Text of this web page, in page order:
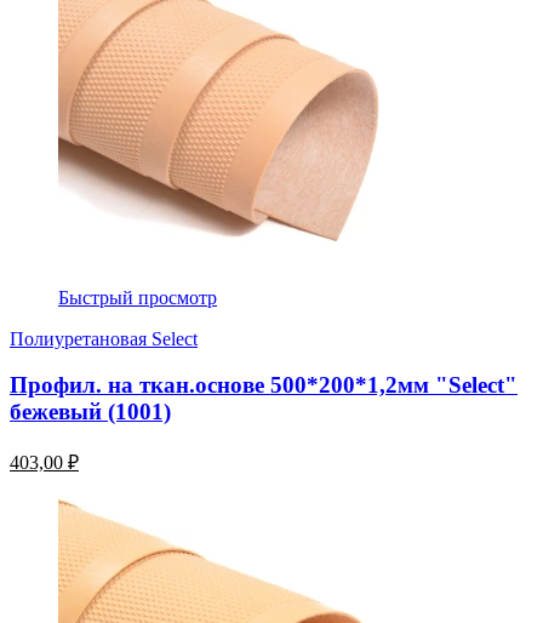
Быстрый просмотр
Полиуретановая Select
Профил. на ткан.основе 500*200*1,2мм "Select"
бежевый (1001)
403,00 ₽